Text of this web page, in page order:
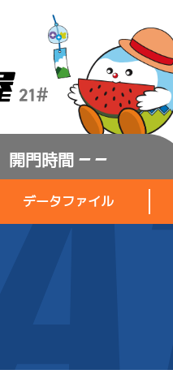
開門時間 — —
データファイル